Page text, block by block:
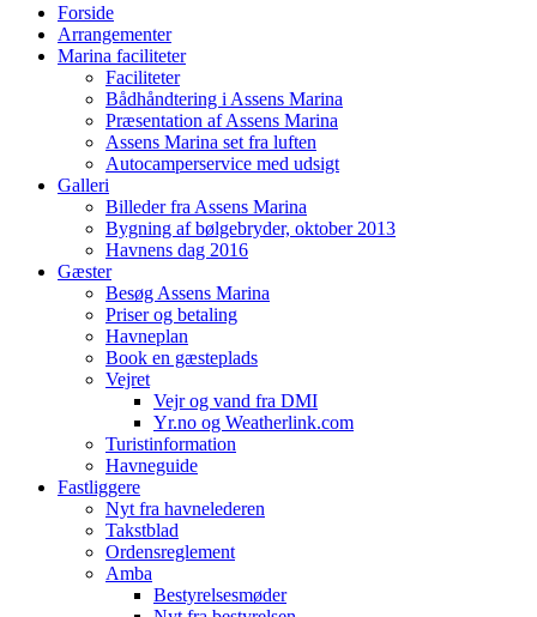
Forside
Arrangementer
Marina faciliteter
Faciliteter
Bådhåndtering i Assens Marina
Præsentation af Assens Marina
Assens Marina set fra luften
Autocamperservice med udsigt
Galleri
Billeder fra Assens Marina
Bygning af bølgebryder, oktober 2013
Havnens dag 2016
Gæster
Besøg Assens Marina
Priser og betaling
Havneplan
Book en gæsteplads
Vejret
Vejr og vand fra DMI
Yr.no og Weatherlink.com
Turistinformation
Havneguide
Fastliggere
Nyt fra havnelederen
Takstblad
Ordensreglement
Amba
Bestyrelsesmøder